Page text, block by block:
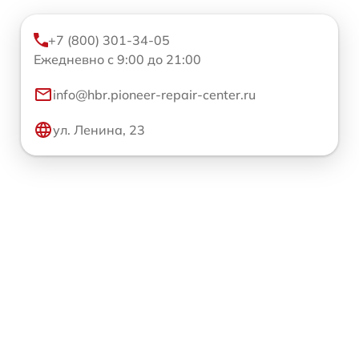
+7 (800) 301-34-05
Ежедневно с 9:00 до 21:00
info@hbr.pioneer-repair-center.ru
ул. Ленина, 23